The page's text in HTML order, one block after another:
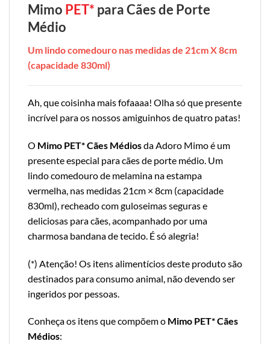
Mimo PET* para Cães de Porte
Médio
Um lindo comedouro nas medidas de 21cm X 8cm
(capacidade 830ml)
Ah, que coisinha mais fofaaaa! Olha só que presente
incrível para os nossos amiguinhos de quatro patas!
O Mimo PET* Cães Médiosda Adoro Mimo é um
presente especial para cães de porte médio. Um
lindo comedouro de melamina na estampa
vermelha, nas medidas 21cm × 8cm (capacidade
830ml), recheado com guloseimas seguras e
deliciosas para cães, acompanhado por uma
charmosa bandana de tecido. É só alegria!
(*) Atenção! Os itens alimentícios deste produto são
destinados para consumo animal, não devendo ser
ingeridos por pessoas.
Conheça os itens que compõem o Mimo PET* Cães
Médios: